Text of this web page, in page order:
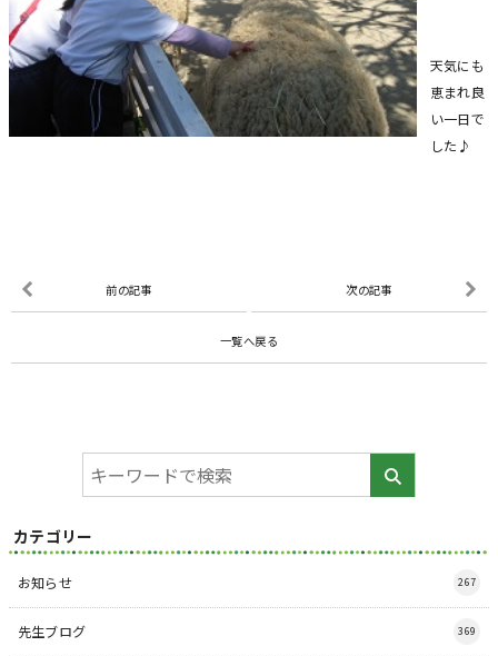
天気にも
恵まれ良
い一日で
した♪
前の記事 次の記事
一覧へ戻る
カテゴリー
お知らせ 267
先生ブログ 369